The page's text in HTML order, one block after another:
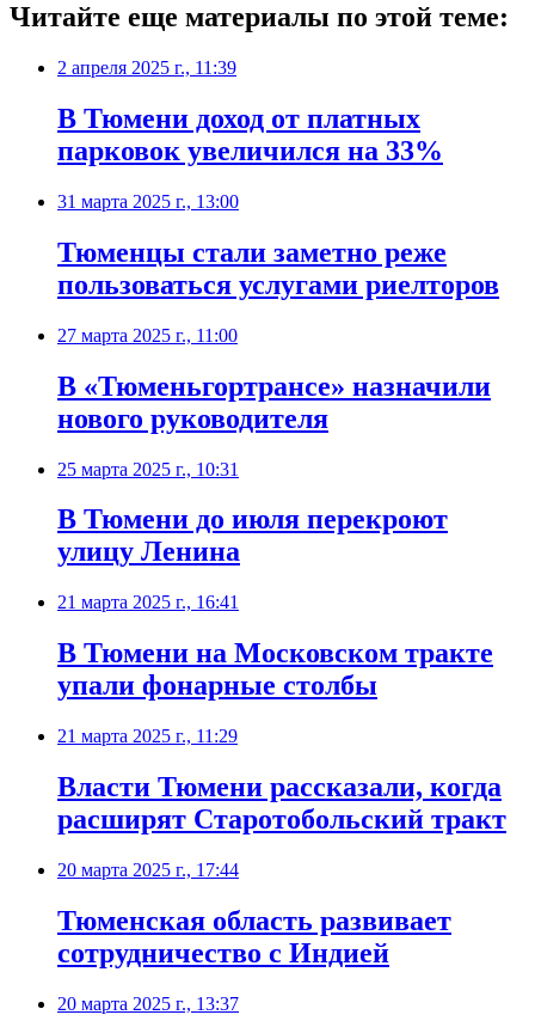
Читайте еще материалы по этой теме:
2 апреля 2025 г., 11:39
В Тюмени доход от платных
парковок увеличился на 33%
31 марта 2025 г., 13:00
Тюменцы стали заметно реже
пользоваться услугами риелторов
27 марта 2025 г., 11:00
В «Тюменьгортрансе» назначили
нового руководителя
25 марта 2025 г., 10:31
В Тюмени до июля перекроют
улицу Ленина
21 марта 2025 г., 16:41
В Тюмени на Московском тракте
упали фонарные столбы
21 марта 2025 г., 11:29
Власти Тюмени рассказали, когда
расширят Старотобольский тракт
20 марта 2025 г., 17:44
Тюменская область развивает
сотрудничество с Индией
20 марта 2025 г., 13:37